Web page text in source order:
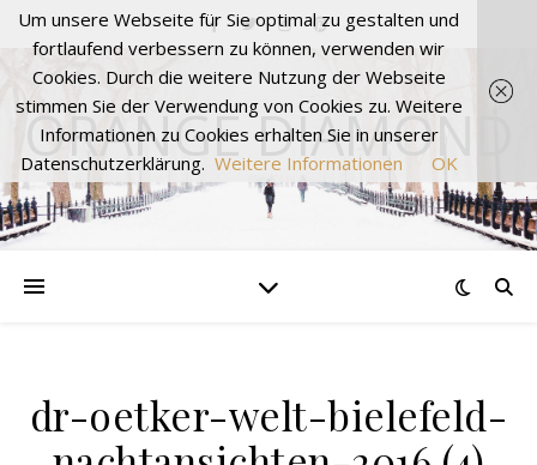
ORANGE DIAMOND
dr-oetker-welt-bielefeld-
Um unsere Webseite für Sie optimal zu gestalten und
fortlaufend verbessern zu können, verwenden wir
Cookies. Durch die weitere Nutzung der Webseite
stimmen Sie der Verwendung von Cookies zu. Weitere
Informationen zu Cookies erhalten Sie in unserer
Datenschutzerklärung. Weitere Informationen OK